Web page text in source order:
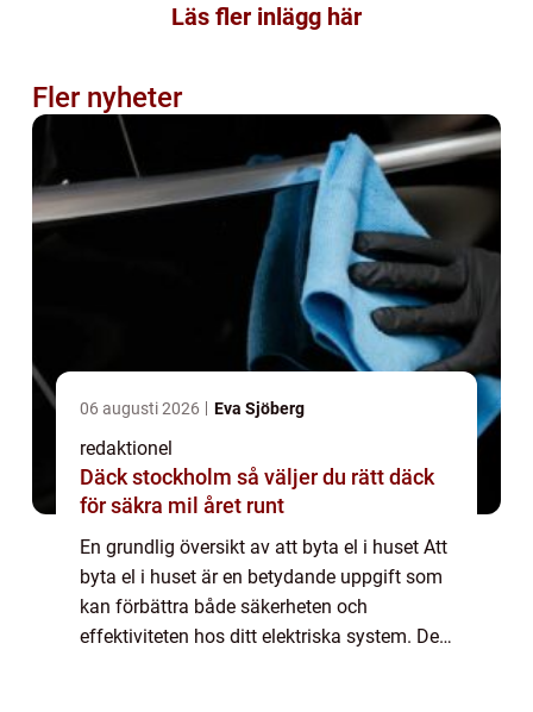
Läs fler inlägg här
Fler nyheter
06 augusti 2026 Eva Sjöberg
redaktionel
Däck stockholm så väljer du rätt däck
för säkra mil året runt
En grundlig översikt av att byta el i huset Att
byta el i huset är en betydande uppgift som
kan förbättra både säkerheten och
effektiviteten hos ditt elektriska system. Det